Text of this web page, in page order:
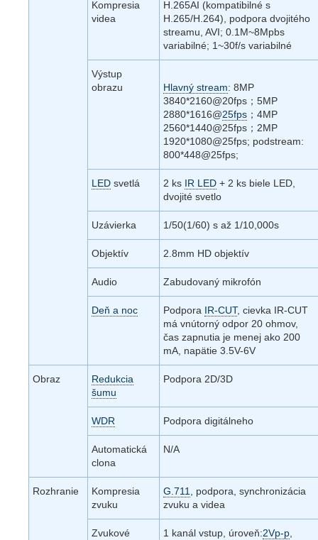
Kompresia
videa
H.265AI (kompatibilné s
H.265/H.264), podpora dvojitého
streamu, AVI; 0.1M~8Mpbs
variabilné; 1~30f/s variabilné
Výstup
obrazu
Hlavný stream: 8MP
3840*2160@20fps；5MP
2880*1616@25fps ；4MP
2560*1440@25fps；2MP
1920*1080@25fps; podstream:
800*448@25fps;
LED svetlá 2 ks IR LED + 2 ks biele LED,
dvojité svetlo
Uzávierka 1/50(1/60) s až 1/10,000s
Objektív 2.8mm HD objektív
Audio Zabudovaný mikrofón
Deň a noc Podpora IR-CUT, cievka IR-CUT
má vnútorný odpor 20 ohmov,
čas zapnutia je menej ako 200
mA, napätie 3.5V-6V
Obraz
Redukcia
šumu
Podpora 2D/3D
WDR Podpora digitálneho
Automatická
clona
N/A
Rozhranie
Kompresia
zvuku
G.711, podpora, synchronizácia
zvuku a videa
Zvukové
1 kanál vstup, úroveň:2Vp-p,